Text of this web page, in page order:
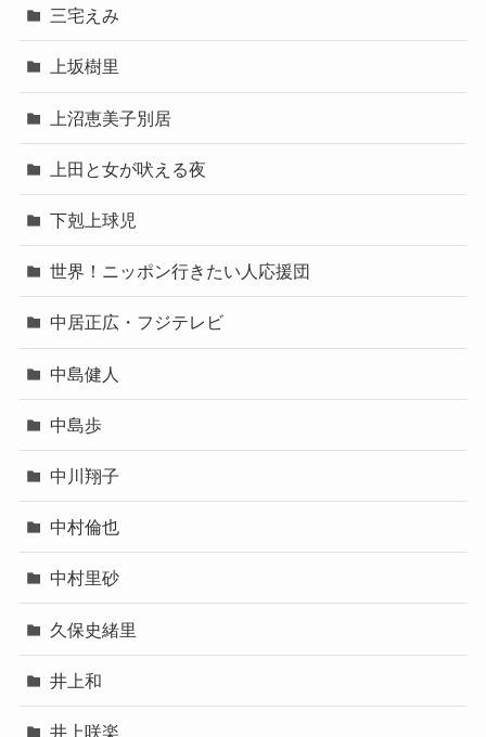
三宅えみ
上坂樹里
上沼恵美子別居
上田と女が吠える夜
下剋上球児
世界！ニッポン行きたい人応援団
中居正広・フジテレビ
中島健人
中島歩
中川翔子
中村倫也
中村里砂
久保史緒里
井上和
井上咲楽